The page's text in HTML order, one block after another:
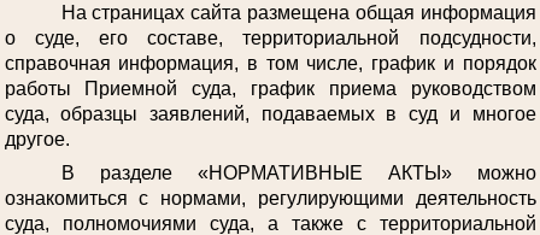
На страницах сайта размещена общая информация
о суде, его составе, территориальной подсудности,
справочная информация, в том числе, график и порядок
работы Приемной суда, график приема руководством
суда, образцы заявлений, подаваемых в суд и многое
другое.
В разделе «НОРМАТИВНЫЕ АКТЫ» можно
ознакомиться с нормами, регулирующими деятельность
суда, полномочиями суда, а также с территориальной